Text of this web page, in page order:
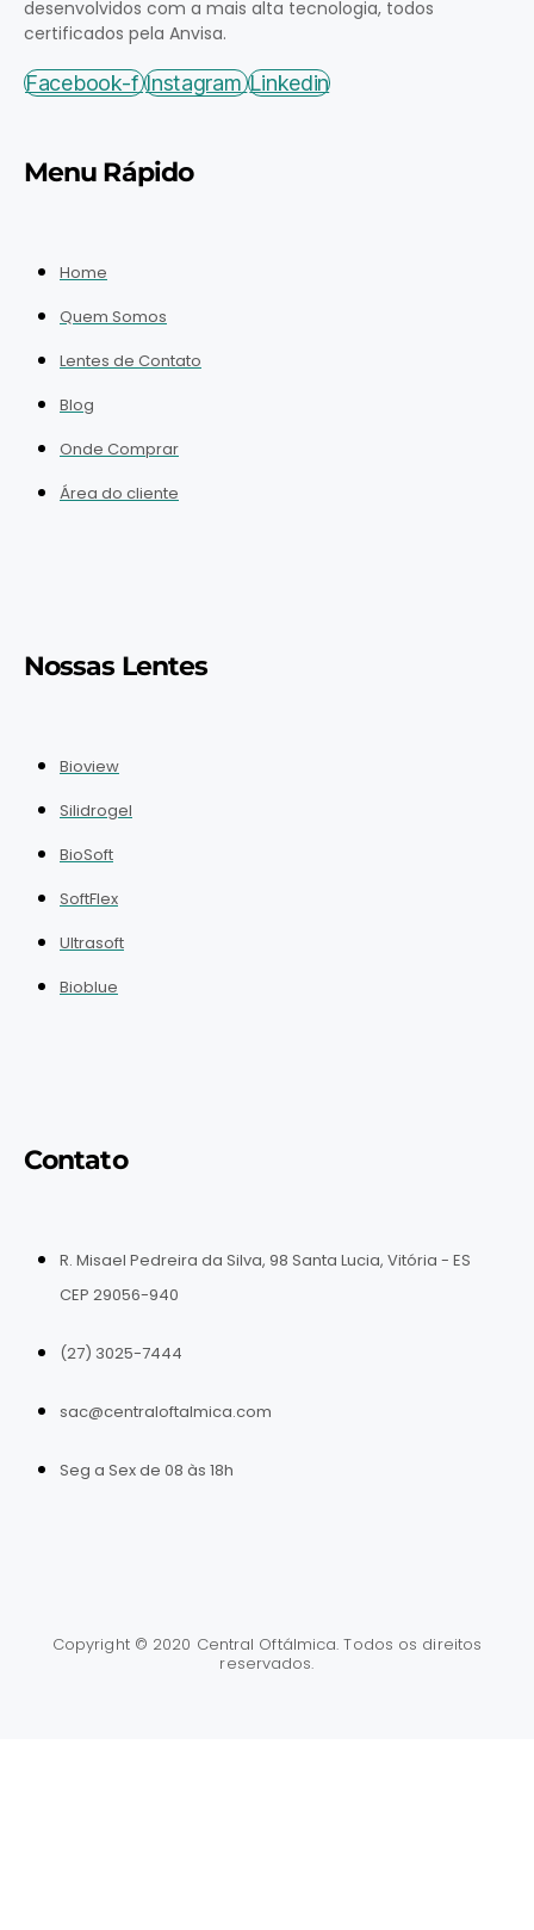
desenvolvidos com a mais alta tecnologia, todos
certificados pela Anvisa.
Facebook-f Instagram Linkedin
Menu Rápido
Home
Quem Somos
Lentes de Contato
Blog
Onde Comprar
Área do cliente
Nossas Lentes
Bioview
Silidrogel
BioSoft
SoftFlex
Ultrasoft
Bioblue
Contato
R. Misael Pedreira da Silva, 98 Santa Lucia, Vitória - ES
CEP 29056-940
(27) 3025-7444
sac@centraloftalmica.com
Seg a Sex de 08 às 18h
Copyright © 2020 Central Oftálmica. Todos os direitos
reservados.